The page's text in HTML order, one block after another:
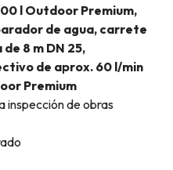
l Outdoor Premium,
de agua, carrete
8 m DN 25,
de aprox. 60 l/min
Premium
inspección de obras